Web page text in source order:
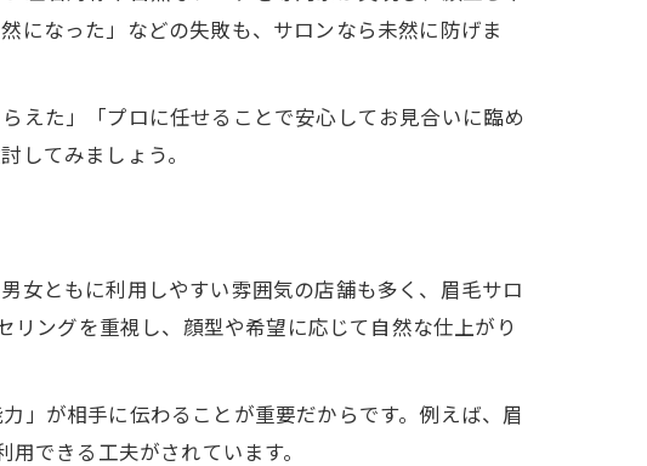
れる
由
ン
になった」などの失敗も、サロンなら未然に防げま
えた」「プロに任せることで安心してお見合いに臨め
してみましょう。
女ともに利用しやすい雰囲気の店舗も多く、眉毛サロ
ングを重視し、顔型や希望に応じて自然な仕上がり
」が相手に伝わることが重要だからです。例えば、眉
できる工夫がされています。